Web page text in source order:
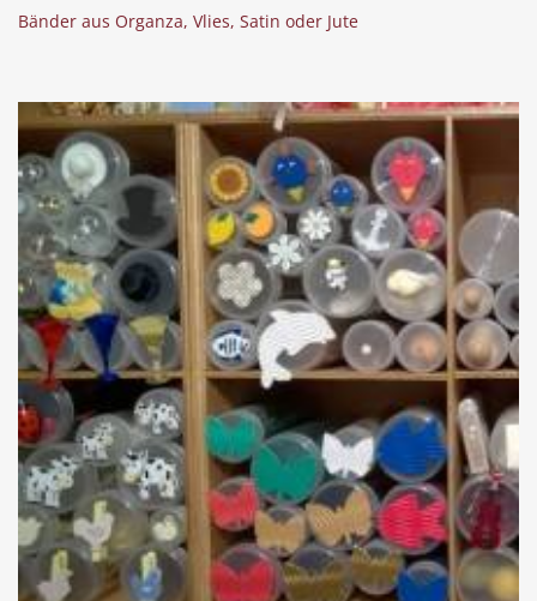
Bänder aus Organza, Vlies, Satin oder Jute